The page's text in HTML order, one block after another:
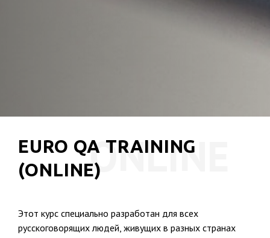
EURO QA TRAINING
(ONLINE) ONLINE
Этот курс специально разработан для всех
русскоговорящих людей, живущих в разных странах